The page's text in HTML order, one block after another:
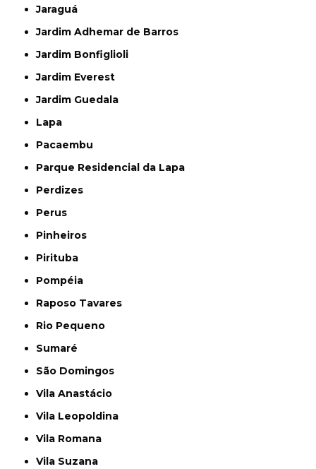
Jaraguá
Jardim Adhemar de Barros
Jardim Bonfiglioli
Jardim Everest
Jardim Guedala
Lapa
Pacaembu
Parque Residencial da Lapa
Perdizes
Perus
Pinheiros
Pirituba
Pompéia
Raposo Tavares
Rio Pequeno
Sumaré
São Domingos
Vila Anastácio
Vila Leopoldina
Vila Romana
Vila Suzana